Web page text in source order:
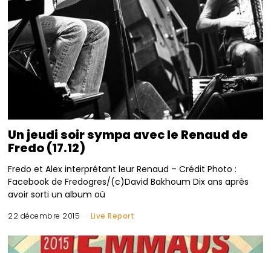
Un jeudi soir sympa avec le Renaud de
Fredo (17.12)
Fredo et Alex interprétant leur Renaud – Crédit Photo :
Facebook de Fredogres/(c)David Bakhoum Dix ans après
avoir sorti un album où
22 décembre 2015 Live Report